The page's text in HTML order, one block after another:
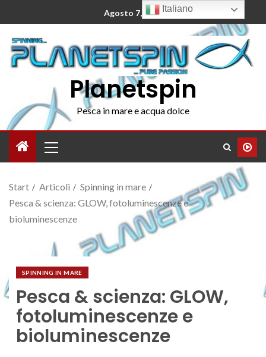
Agosto 7, 2026
Planetspin
Pesca in mare e acqua dolce
Start Articoli
Spinning in mare
Pesca & scienza: GLOW, fotoluminescenze e
bioluminescenze
SPINNING IN MARE
Pesca & scienza: GLOW,
fotoluminescenze e
bioluminescenze
Italiano